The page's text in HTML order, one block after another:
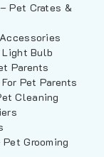
Pet Crates &
Bulb
Parents
Pet Parents
Cleaning
Grooming